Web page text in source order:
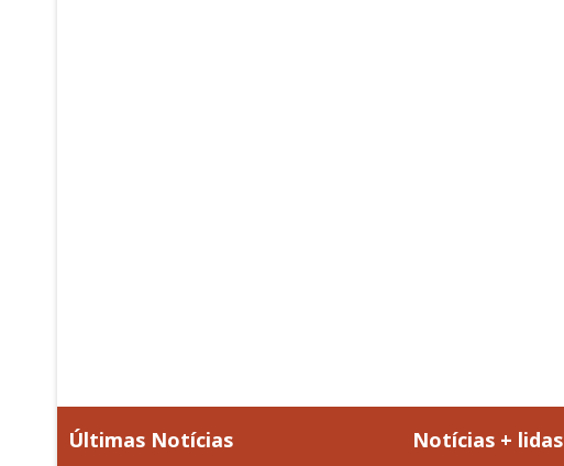
Últimas Notícias Notícias + lidas